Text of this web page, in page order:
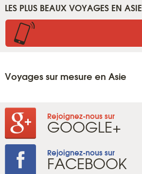
LES PLUS BEAUX VOYAGES EN ASIE
Voyages sur mesure en Asie
Rejoignez-nous sur
GOOGLE+
Rejoignez-nous sur
FACEBOOK